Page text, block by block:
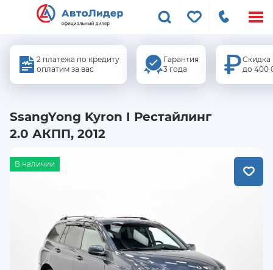
2 платежа по кредиту
оплатим за вас
Гарантия
3 года
Скидка
до 400
SsangYong Kyron I Рестайлинг
2.0 АКПП, 2012
В наличии